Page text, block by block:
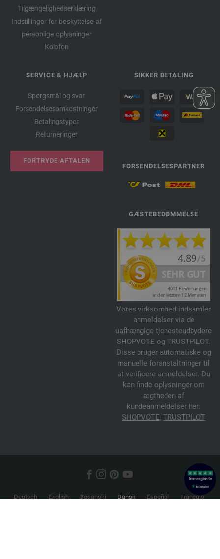
Tilgængelighedserklæring
Indstillinger for beskyttelse af
personlige oplysninger
Kolofon
SERVICE & HJÆLP
Spørgsmål og svar
Forsendelsesomkostninger
Betalingstyper
Returneringer
FORTRYDE AFTALEN
SIKKER BETALING
FORSENDELSESPARTNER
GÆSTEBEDØMMELSE
Vores virksomhed indsamler
anmeldelser via de
uafhængige tjenesteudbydere
SHOPVOTE og TRUSTPILOT.
Disse bruger automatiske og
manuelle foranstaltninger til
at verificere anmeldelser. Du
kan finde oplysninger om
ægtheden af
kundeanmeldelser her:
SHOPVOTE, TRUSTPILOT
Deutsch English Bosanski Dansk Español
Français